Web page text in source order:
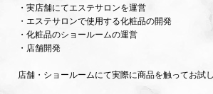
・実店舗にてエステサロンを運営
・エステサロンで使用する化粧品の開発
・化粧品のショールームの運営
・店舗開発
店舗・ショールームにて実際に商品を触ってお試し